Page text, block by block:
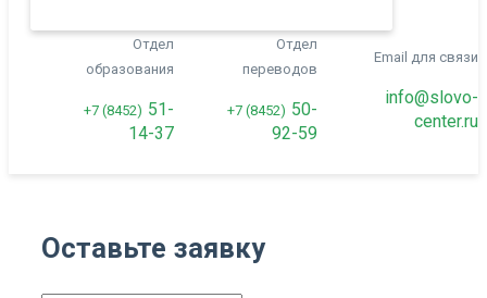
Отдел
образования
+7 (8452) 51-
14-37
Отдел
переводов
+7 (8452) 50-
92-59
Email для связи
info@slovo-
center.ru
Оставьте заявку